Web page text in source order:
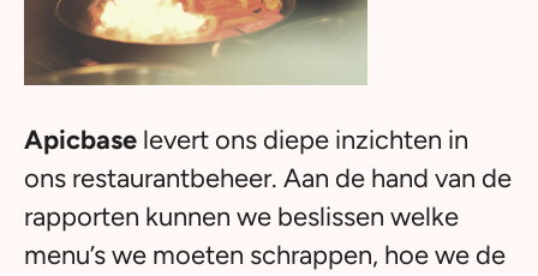
Apicbase levert ons diepe inzichten in
ons restaurantbeheer. Aan de hand van de
rapporten kunnen we beslissen welke
menu’s we moeten schrappen, hoe we de